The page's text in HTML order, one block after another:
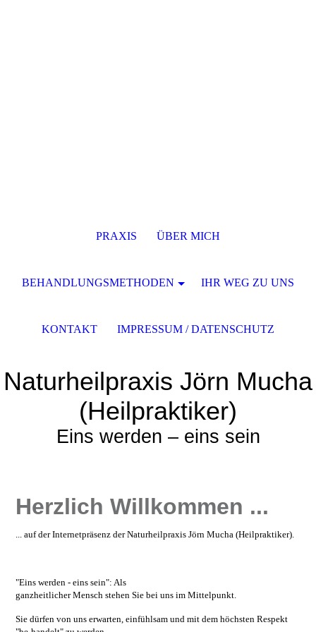
Naturheilpraxis Jörn Mucha
(Heilpraktiker)
Eins werden – eins sein
Herzlich Willkommen ...
... auf der Internetpräsenz der Naturheilpraxis Jörn Mucha (Heilpraktiker).
"Eins werden - eins sein": Als
ganzheitlicher Mensch stehen Sie bei uns im Mittelpunkt.
Sie dürfen von uns erwarten, einfühlsam und mit dem höchsten Respekt
PRAXIS ÜBER MICH
BEHANDLUNGSMETHODEN IHR WEG ZU UNS
KONTAKT IMPRESSUM / DATENSCHUTZ